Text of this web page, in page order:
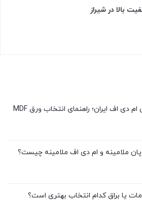
بهترین برندهای ام دی اف ایران؛ راهنمای انتخاب ورق MDF
ملامینه و ام دی اف ملامینه چیست؟
یا براق کدام انتخاب بهتری است؟
بالا در شیراز